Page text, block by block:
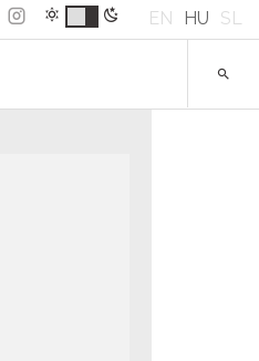
EN HU SL